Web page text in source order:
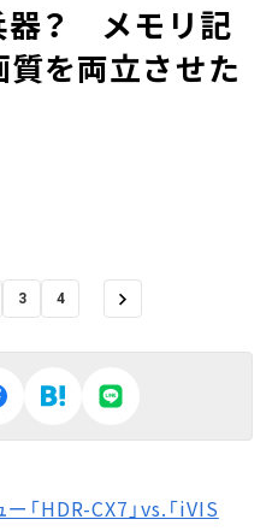
器？ メモリ記
を両立させた
3 4
「HDR-CX7」vs.「iVIS